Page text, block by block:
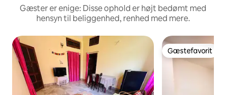
Gæster er enige: Disse ophold er højt bedømt med
hensyn til beliggenhed, renhed med mere.
Gæstefavorit
Gæstefavorit